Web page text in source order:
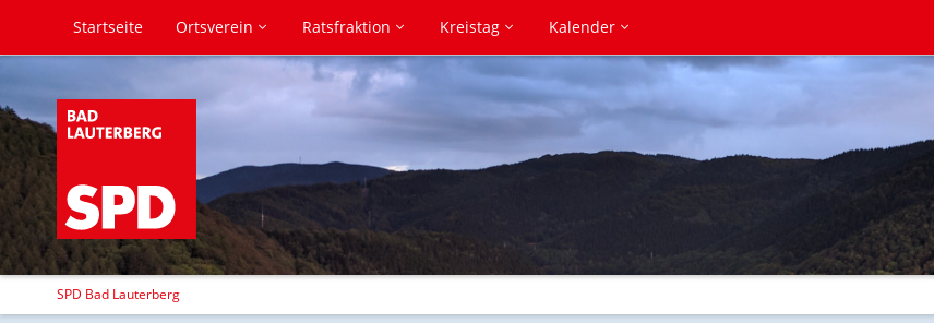
Startseite Ortsverein Ratsfraktion Kreistag Kalender
SPD Bad Lauterberg